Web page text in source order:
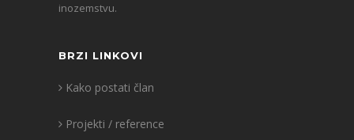
inozemstvu.
BRZI LINKOVI
Kako postati član
Projekti / reference